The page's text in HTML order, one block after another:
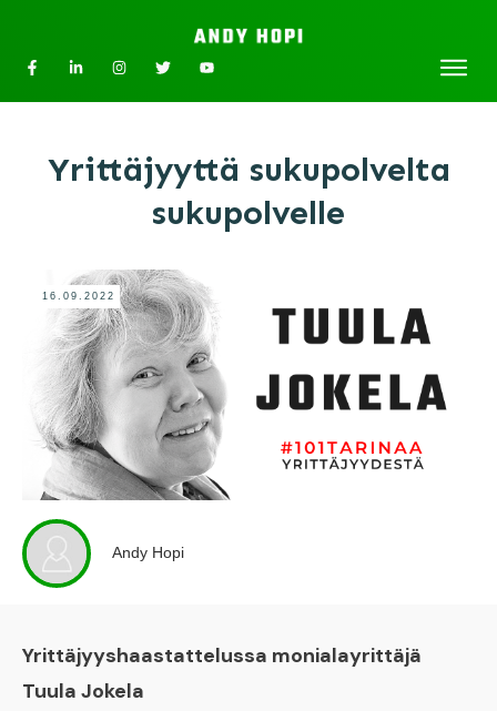
Yrittäjyyttä sukupolvelta
sukupolvelle
16.09.2022
Andy Hopi
Yrittäjyyshaastattelussa monialayrittäjä
Tuula Jokela